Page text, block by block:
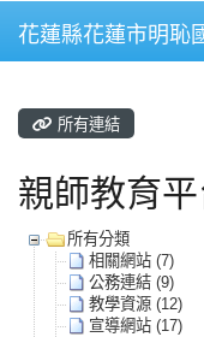
花蓮縣花蓮市明恥
所有連結
親師教育
所有分類
相關網站 (7)
公務連結 (9)
教學資源 (12)
宣導網站 (17)